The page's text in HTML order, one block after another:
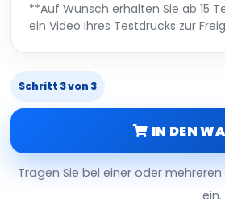
**Auf Wunsch erhalten Sie ab 15
ein Video Ihres Testdrucks zur
Schritt 3 von 3
IN DEN
Tragen Sie bei einer oder
ein.